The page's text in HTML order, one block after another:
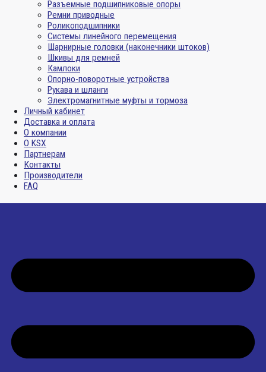
Разъемные подшипниковые опоры
Ремни приводные
Роликоподшипники
Системы линейного перемещения
Шарнирные головки (наконечники штоков)
Шкивы для ремней
Камлоки
Опорно-поворотные устройства
Рукава и шланги
Электромагнитные муфты и тормоза
Личный кабинет
Доставка и оплата
О компании
О KSX
Партнерам
Контакты
Производители
FAQ